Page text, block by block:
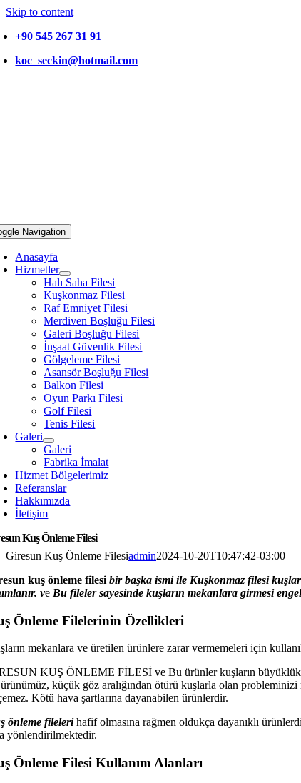
Skip to content
+90 545 267 31 91
koc_seckin@hotmail.com
Navigation
Anasayfa
Hizmetler
Halı Saha Filesi
Kuşkonmaz Filesi
Raf Emniyet Filesi
Merdiven Boşluğu Filesi
Galeri Boşluğu Filesi
İnşaat Güvenlik Filesi
Gölgeleme Filesi
Asansör Boşluğu Filesi
Balkon Filesi
Oyun Parkı Filesi
Golf Filesi
Tenis Filesi
Galeri
Galeri
Fabrika İmalat
Hizmet Bölgelerimiz
Referanslar
Hakkımızda
İletişim
Kuş Önleme Filesi
Giresun Kuş Önleme Filesiadmin2024-10-20T10:47:42-03:00
kuş önleme filesibir başka ismi ile Kuşkonmaz filesi
ve Bu fileler sayesinde kuşların mekanlara girmesi
Önleme Filelerinin Özellikleri
mekanlara ve üretilen ürünlere zarar vermemeleri için
KUŞ ÖNLEME FİLESİ ve Bu ürünler kuşların
küçük göz aralığından ötürü kuşlarla olan
Kötü hava şartlarına dayanabilen ürünlerdir.
önleme filelerihafif olmasına rağmen oldukça dayanıklı
yönlendirilmektedir.
Önleme Filesi Kullanım Alanları